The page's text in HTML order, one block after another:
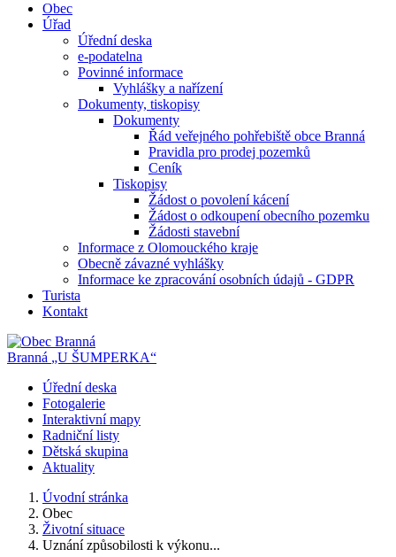
Obec
Úřad
Úřední deska
e-podatelna
Povinné informace
Vyhlášky a nařízení
Dokumenty, tiskopisy
Dokumenty
Řád veřejného pohřebiště obce Branná
Pravidla pro prodej pozemků
Ceník
Tiskopisy
Žádost o povolení kácení
Žádost o odkoupení obecního pozemku
Žádosti stavební
Informace z Olomouckého kraje
Obecně závazné vyhlášky
Informace ke zpracování osobních údajů - GDPR
Turista
Kontakt
Branná „U ŠUMPERKA“
Úřední deska
Fotogalerie
Interaktivní mapy
Radniční listy
Dětská skupina
Aktuality
Úvodní stránka
Obec
Životní situace
Uznání způsobilosti k výkonu...